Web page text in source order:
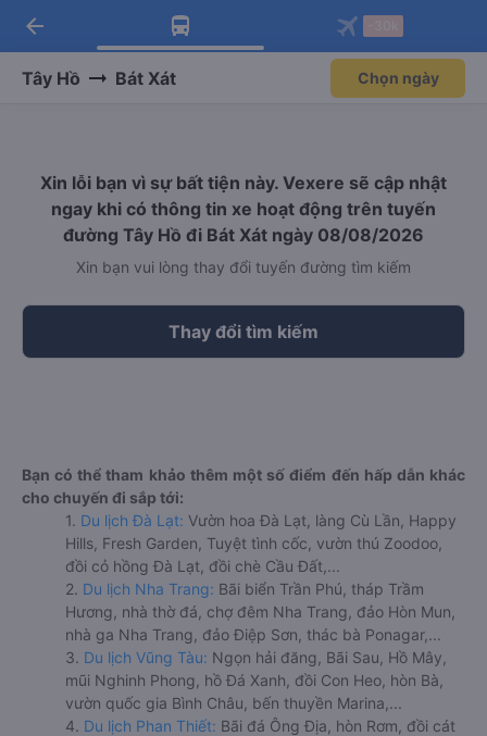
Tải app Vexere ngay!
Nhận ưu đãi thành viên độc
Mở app
Tải app Vexere
-30k/ghế khi đặt vé máy bay qua
Mở app
arrow_back
Tây Hồ Bát Xát Chọn ngày
Xin lỗi bạn vì sự bất tiện này. Vexere sẽ cập nhật
ngay khi có thông tin xe hoạt động trên tuyến
đường Tây Hồ đi Bát Xát ngày 08/08/2026
Xin bạn vui lòng thay đổi tuyến đường tìm kiếm
Thay đổi tìm kiếm
Bạn có thể tham khảo thêm một số điểm đến hấp dẫn khác
cho chuyến đi sắp tới:
1. Du lịch Đà Lạt: Vườn hoa Đà Lạt, làng Cù Lần, Happy
Hills, Fresh Garden, Tuyệt tình cốc, vườn thú Zoodoo,
đồi cỏ hồng Đà Lạt, đồi chè Cầu Đất,...
2. Du lịch Nha Trang: Bãi biển Trần Phú, tháp Trầm
Hương, nhà thờ đá, chợ đêm Nha Trang, đảo Hòn Mun,
nhà ga Nha Trang, đảo Điệp Sơn, thác bà Ponagar,...
3. Du lịch Vũng Tàu: Ngọn hải đăng, Bãi Sau, Hồ Mây,
mũi Nghinh Phong, hồ Đá Xanh, đồi Con Heo, hòn Bà,
vườn quốc gia Bình Châu, bến thuyền Marina,...
4. Du lịch Phan Thiết: Bãi đá Ông Địa, hòn Rơm, đồi cát